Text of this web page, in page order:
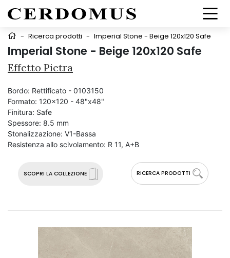
- Ricerca prodotti - Imperial Stone - Beige 120x120 Safe
Imperial Stone - Beige 120x120 Safe
Effetto Pietra
SCOPRI LA COLLEZIONE RICERCA PRODOTTI
Bordo: Rettificato - 0103150
Formato: 120x120 - 48"x48"
Finitura: Safe
Spessore: 8.5 mm
Stonalizzazione: V1-Bassa
Resistenza allo scivolamento: R 11, A+B